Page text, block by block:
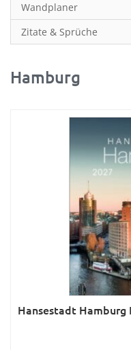
Neutrale Kalender
Partner- & Wandplaner
Planung & Organisation
Sprachkalender
Sternzeichen & Mond
Verkehr & Technik
Was ist was
Was ist was; Städte
Wandplaner
Zitate & Sprüche
Hamburg
Hansestadt